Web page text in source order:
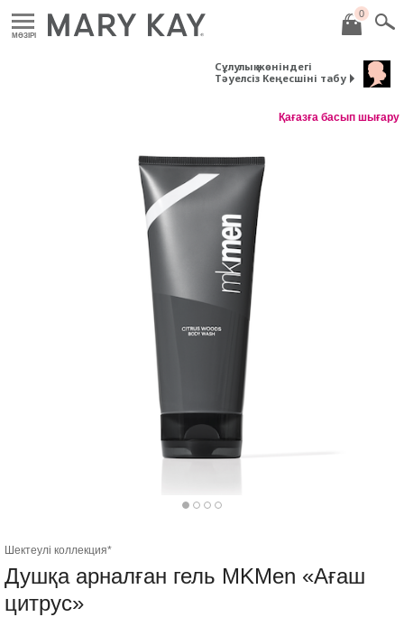
MӘЗІРІ
0
Сұлулық жөніндегі
Тәуелсіз Кеңесшіні табу
Қағазға басып шығару
Шектеулі коллекция*
Душқа арналған гель MKMen «Ағаш
цитрус»